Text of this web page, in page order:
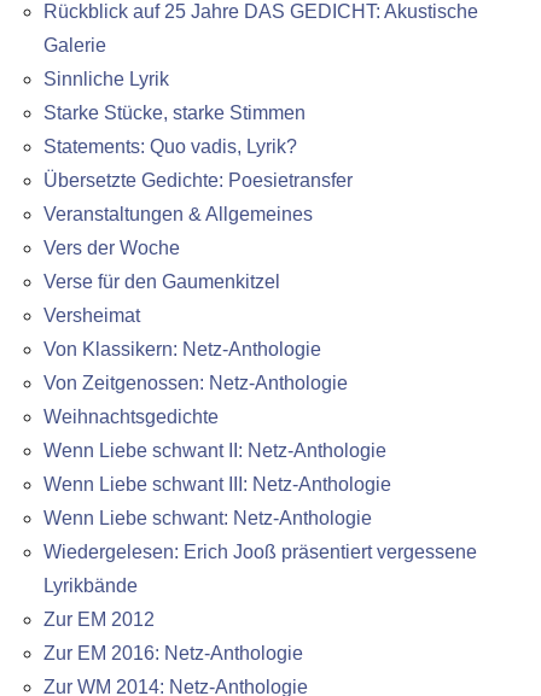
Rückblick auf 25 Jahre DAS GEDICHT: Akustische
Galerie
Sinnliche Lyrik
Starke Stücke, starke Stimmen
Statements: Quo vadis, Lyrik?
Übersetzte Gedichte: Poesietransfer
Veranstaltungen & Allgemeines
Vers der Woche
Verse für den Gaumenkitzel
Versheimat
Von Klassikern: Netz-Anthologie
Von Zeitgenossen: Netz-Anthologie
Weihnachtsgedichte
Wenn Liebe schwant II: Netz-Anthologie
Wenn Liebe schwant III: Netz-Anthologie
Wenn Liebe schwant: Netz-Anthologie
Wiedergelesen: Erich Jooß präsentiert vergessene
Lyrikbände
Zur EM 2012
Zur EM 2016: Netz-Anthologie
Zur WM 2014: Netz-Anthologie